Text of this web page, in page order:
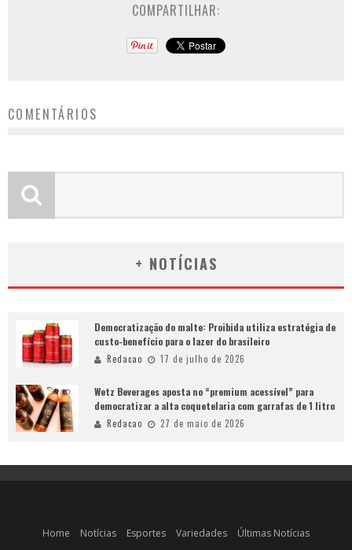
COMPARTILHAR:
COMENTÁRIOS
+ NOTÍCIAS
Democratização do malte: Proibida utiliza estratégia de
custo-benefício para o lazer do brasileiro
Redacao 17 de julho de 2026
Wetz Beverages aposta no “premium acessível” para
democratizar a alta coquetelaria com garrafas de 1 litro
Redacao 27 de maio de 2026
Home Notícias Esportes Variedades Últimas Notícias